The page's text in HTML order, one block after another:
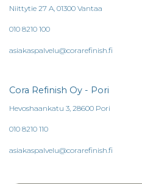
Niittytie 27 A, 01300 Vantaa
010 8210 100
asiakaspalvelu@corarefinish.fi
Cora Refinish Oy - Pori
Hevoshaankatu 3, 28600 Pori
010 8210 110
asiakaspalvelu@corarefinish.fi